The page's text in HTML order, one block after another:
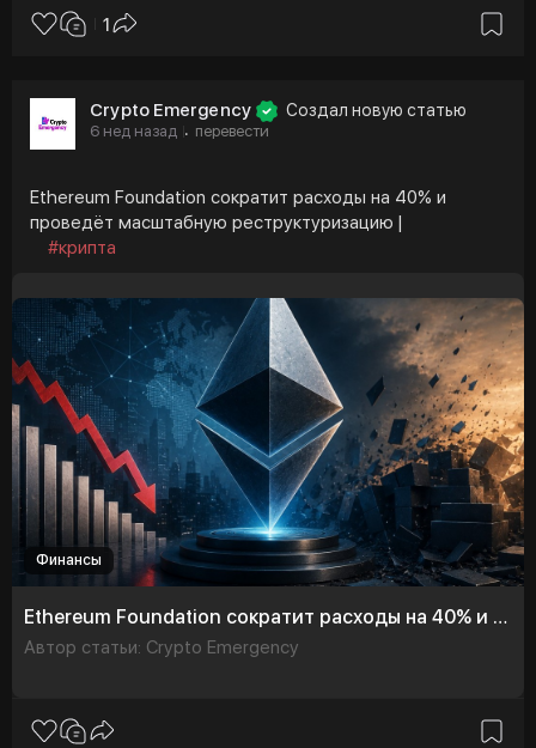
1
Crypto Emergency Создал новую статью
6 нед назад · перевести
Ethereum Foundation сократит расходы на 40% и
проведёт масштабную реструктуризацию |
#крипта
Финансы
Ethereum Foundation сократит расходы на 40% и проведёт масштабную реструктуризацию
Автор статьи: Crypto Emergency